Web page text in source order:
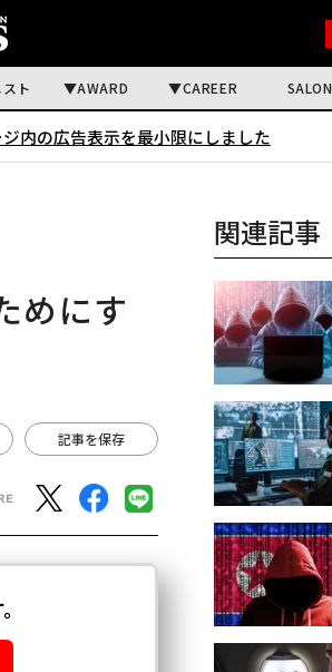
ト AWARD CAREER SALON
内の広告表示を最小限にしました
めにす
記事を保存
関連記事